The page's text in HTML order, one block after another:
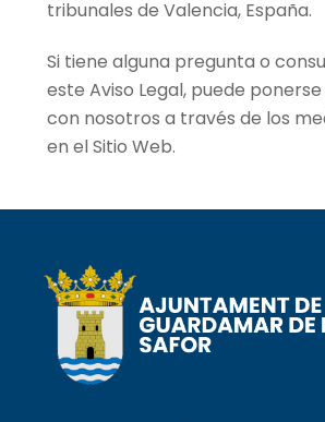
tribunales de Valencia, España.
Si tiene alguna pregunta o
este Aviso Legal, puede
con nosotros a través de los
en el Sitio Web.